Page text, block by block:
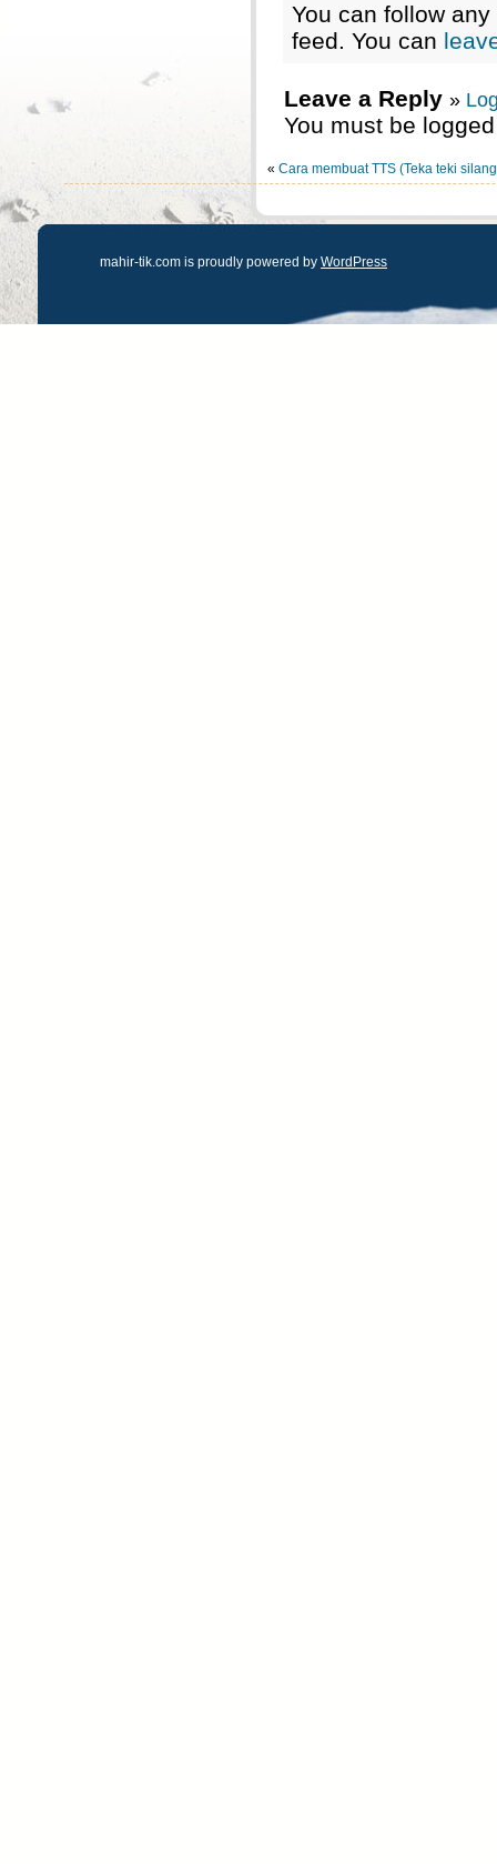
You can follow
feed. You can
Leave a Reply »
You must be
« Cara membuat TTS (Teka teki
mahir-tik.com is proudly powered by WordPress